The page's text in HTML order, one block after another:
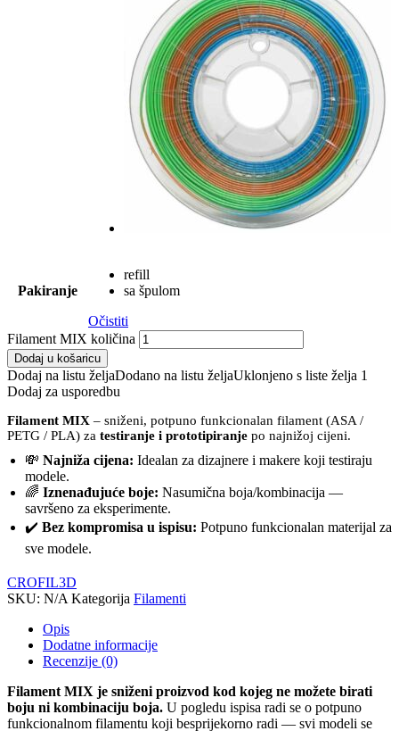
Pakiranje
refill
sa špulom
Očistiti
Filament MIX količina
Dodaj u košaricu
Dodaj na listu željaDodano na listu željaUklonjeno s liste želja 1
Dodaj za usporedbu
Filament MIX – sniženi, potpuno funkcionalan filament (ASA /
PETG / PLA) za testiranje i prototipiranje po najnižoj cijeni.
💸 Najniža cijena: Idealan za dizajnere i makere koji testiraju
modele.
🌈 Iznenađujuće boje: Nasumična boja/kombinacija —
savršeno za eksperimente.
✔️ Bez kompromisa u ispisu: Potpuno funkcionalan materijal za
sve modele.
CROFIL3D
SKU: N/A Kategorija Filamenti
Opis
Dodatne informacije
Recenzije (0)
Filament MIX je sniženi proizvod kod kojeg ne možete birati
boju ni kombinaciju boja. U pogledu ispisa radi se o potpuno
funkcionalnom filamentu koji besprijekorno radi — svi modeli se